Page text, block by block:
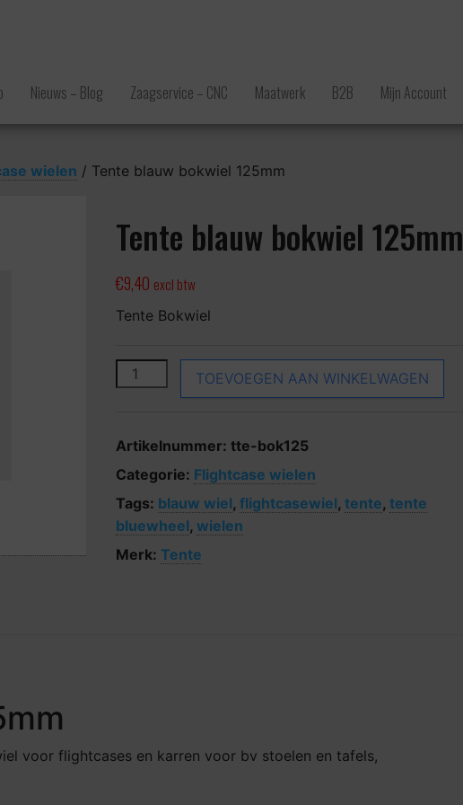
Nieuws – Blog Zaagservice – CNC Maatwerk B2B Mijn Account
wielen / Tente blauw bokwiel 125mm
Tente blauw bokwiel 125mm
€9,40 excl btw
Tente Bokwiel
Tente blauw bokwiel 125mm aantal
TOEVOEGEN AAN WINKELWAGEN
Artikelnummer: tte-bok125
Categorie: Flightcase wielen
Tags: blauw wiel, flightcasewiel, tente, tente
bluewheel, wielen
Merk: Tente
voor flightcases en karren voor bv stoelen en tafels,